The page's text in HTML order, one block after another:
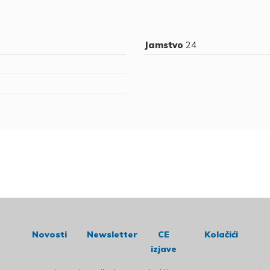
Jamstvo 24
Novosti Newsletter
CE
izjave
Kolačići